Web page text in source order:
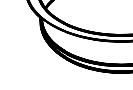
Плоские сетки
Мостики
Для игр с водой и
Качалки, карусели,